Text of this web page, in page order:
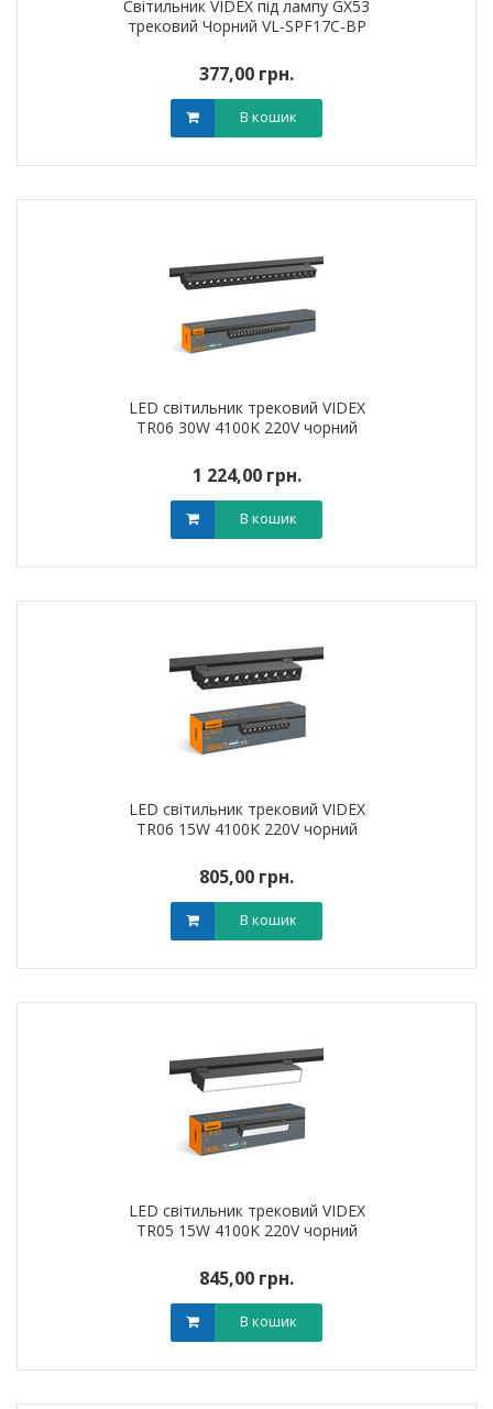
Світильник VIDEX під лампу GX53
трековий Чорний VL-SPF17C-BP
377,00 грн.
В кошик
LED світильник трековий VIDEX
TR06 30W 4100K 220V чорний
1 224,00 грн.
В кошик
LED світильник трековий VIDEX
TR06 15W 4100K 220V чорний
805,00 грн.
В кошик
LED світильник трековий VIDEX
TR05 15W 4100K 220V чорний
845,00 грн.
В кошик